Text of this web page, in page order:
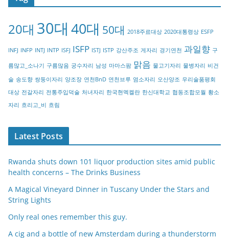
o
y
20대 30대 40대 50대 2018주료대상 2020대통령상 ESFP
INFJ INFP INTJ INTP ISFJ ISFP ISTJ ISTP 강산주조 게자리 경기연천 과일향 구
름많고_소나기 구름많음 궁수자리 남성 마마스팜 맑음 물고기자리 물병자리 비건
술 송도향 쌍둥이자리 양조장 연천BnD 연천브루 염소자리 오산양조 우리술품평회
대상 전갈자리 전통주입덕술 처녀자리 한국현멕켈란 한신대학교 협동조합모월 황소
자리 흐리고_비 흐림
Latest Posts
Rwanda shuts down 101 liquor production sites amid public
health concerns – The Drinks Business
A Magical Vineyard Dinner in Tuscany Under the Stars and
String Lights
Only real ones remember this guy.
A cig and a bottle of new Amsterdam during a thunderstorm